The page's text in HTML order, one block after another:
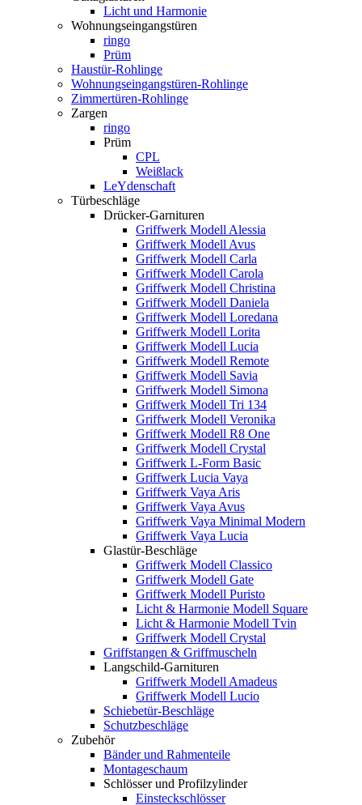
Licht und Harmonie
Wohnungseingangstüren
ringo
Prüm
Haustür-Rohlinge
Wohnungseingangstüren-Rohlinge
Zimmertüren-Rohlinge
Zargen
ringo
Prüm
CPL
Weißlack
LeYdenschaft
Türbeschläge
Drücker-Garnituren
Griffwerk Modell Alessia
Griffwerk Modell Avus
Griffwerk Modell Carla
Griffwerk Modell Carola
Griffwerk Modell Christina
Griffwerk Modell Daniela
Griffwerk Modell Loredana
Griffwerk Modell Lorita
Griffwerk Modell Lucia
Griffwerk Modell Remote
Griffwerk Modell Savia
Griffwerk Modell Simona
Griffwerk Modell Tri 134
Griffwerk Modell Veronika
Griffwerk Modell R8 One
Griffwerk Modell Crystal
Griffwerk L-Form Basic
Griffwerk Lucia Vaya
Griffwerk Vaya Aris
Griffwerk Vaya Avus
Griffwerk Vaya Minimal Modern
Griffwerk Vaya Lucia
Glastür-Beschläge
Griffwerk Modell Classico
Griffwerk Modell Gate
Griffwerk Modell Puristo
Licht & Harmonie Modell Square
Licht & Harmonie Modell Tvin
Griffwerk Modell Crystal
Griffstangen & Griffmuscheln
Langschild-Garnituren
Griffwerk Modell Amadeus
Griffwerk Modell Lucio
Schiebetür-Beschläge
Schutzbeschläge
Zubehör
Bänder und Rahmenteile
Montageschaum
Schlösser und Profilzylinder
Einsteckschlösser